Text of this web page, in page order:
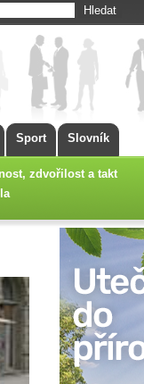
Sport Slovník
zdvořilost a takt